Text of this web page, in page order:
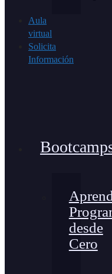
Aula
virtual
Solicita
Información
desde
Cero